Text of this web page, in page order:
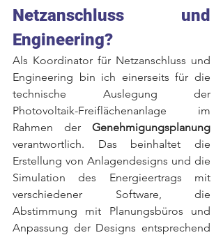
Netzanschluss und
Engineering?
Als Koordinator für Netzanschluss und
Engineering bin ich einerseits für die
technische Auslegung der
Photovoltaik-Freiflächenanlage im
Rahmen der Genehmigungsplanung
verantwortlich. Das beinhaltet die
Erstellung von Anlagendesigns und die
Simulation des Energieertrags mit
verschiedener Software, die
Abstimmung mit Planungsbüros und
Anpassung der Designs entsprechend